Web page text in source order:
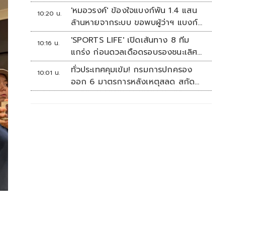
10:20 น.
'หมอวรงค์' ข้องใจแบงก์พัน 1.4 แสน
ล้านหายจากระบบ ขอพบผู้ว่าฯ แบงก์
ชาติ
10:16 น.
'SPORTS LIFE' เปิดเส้นทาง 8 ทีม
แกร่ง ก่อนดวลเดือดรอบรองชนะเลิศ
ศึก 'วอลเลย์บอลนักเรียน แชมป์
กีฬา 7HD 2026'
10:01 น.
ทั่วประเทศคุมเข้ม! กรมการปกครอง
ออก 6 มาตรการหลังเหตุสลด สกัด
ปืน-ป้องกันเลียนแบบ